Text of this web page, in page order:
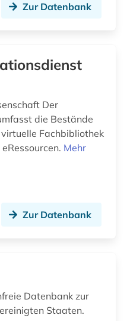
verwaltungswissenschaft (8)
Zur Datenbank
Der
die Bestände
Fachbibliothek
Mehr
Zur Datenbank
Datenbank zur
Staaten.